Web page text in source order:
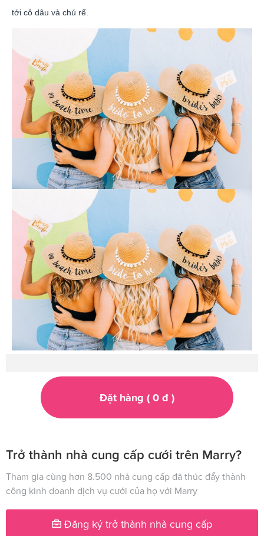
tới cô dâu và chú rể.
Đặt hàng ( 0đ )
Trở thành nhà cung cấp cưới trên Marry?
Tham gia cùng hơn 8.500 nhà cung cấp đã thúc đẩy thành
công kinh doanh dịch vụ cưới của họ với Marry
Đăng ký trở thành nhà cung cấp